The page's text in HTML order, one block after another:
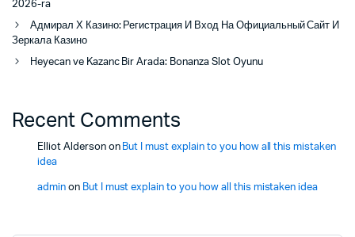
2026-ra
Адмирал Х Казино: Регистрация И Вход На Официальный Сайт И
Зеркала Казино
Heyecan ve Kazanc Bir Arada: Bonanza Slot Oyunu
Recent Comments
Elliot Aldersonon But I must explain to you how all this mistaken
idea
adminon But I must explain to you how all this mistaken idea